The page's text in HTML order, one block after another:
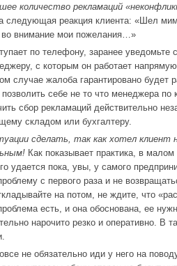
количество рекламаций
следующая реакция клиента: «Шел
во внимание мои пожелания…»
по телефону, заранее уведомьте
с которым он работает
случае жалоба гарантировано будет
себе не то что менеджера по
сбор рекламаций действительно
складом или бухгалтеру.
сделать, так как хотел клиент
Как показывает практика, в малом
удается пока, увы, у самого
с первого раза и не
на потом, не ждите, что
есть, и она обоснована, ее
нарочито резко и оперативно. В
не обязательно иди у него на